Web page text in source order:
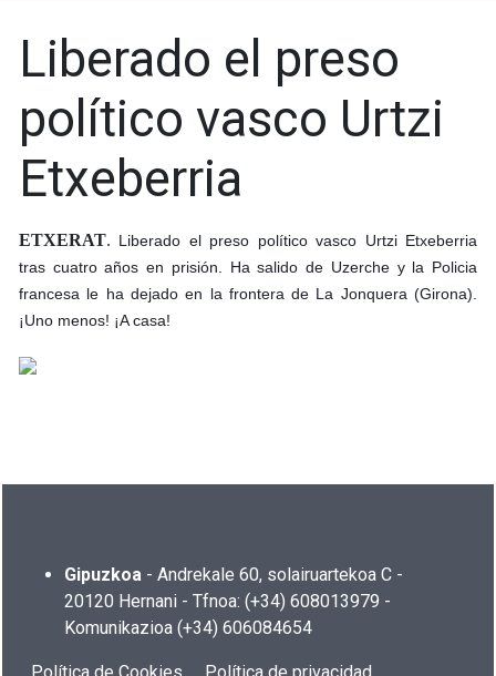
Liberado el preso
político vasco Urtzi
Etxeberria
ETXERAT. Liberado el preso político vasco Urtzi Etxeberria
tras cuatro años en prisión. Ha salido de Uzerche y la Policia
francesa le ha dejado en la frontera de La Jonquera (Girona).
¡Uno menos! ¡A casa!
Gipuzkoa - Andrekale 60, solairuartekoa C -
20120 Hernani - Tfnoa: (+34) 608013979 -
Komunikazioa (+34) 606084654